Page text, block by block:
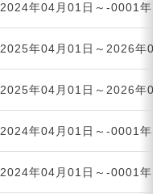
2024年04月01日～-0001年
2025年04月01日～2026年03
2025年04月01日～2026年03
2024年04月01日～-0001年
2024年04月01日～-0001年